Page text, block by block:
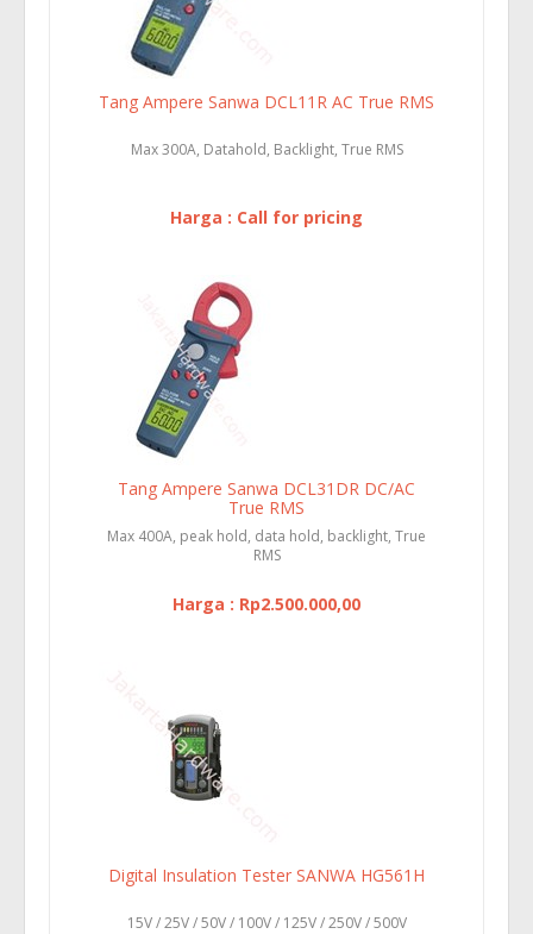
Tang Ampere Sanwa DCL11R AC True RMS
Max 300A, Datahold, Backlight, True RMS
Harga : Call for pricing
Tang Ampere Sanwa DCL31DR DC/AC
True RMS
Max 400A, peak hold, data hold, backlight, True
RMS
Harga : Rp2.500.000,00
Digital Insulation Tester SANWA HG561H
15V / 25V / 50V / 100V / 125V / 250V / 500V